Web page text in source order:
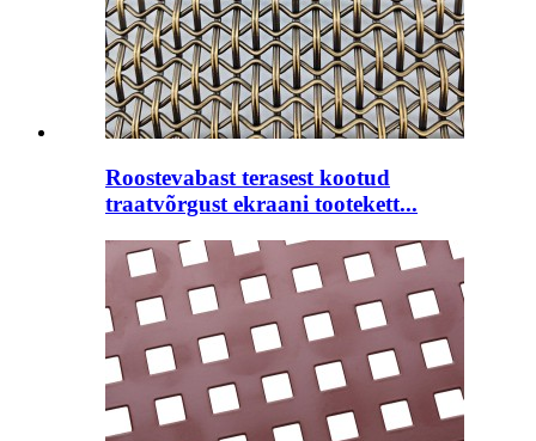
Roostevabast terasest kootud
traatvõrgust ekraani tootekett...